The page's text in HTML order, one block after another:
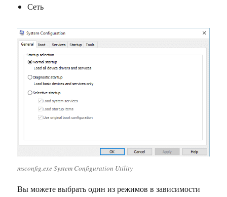
Сеть
msconfig.exe System Configuration Utility
Вы можете выбрать один из режимов в зависимости